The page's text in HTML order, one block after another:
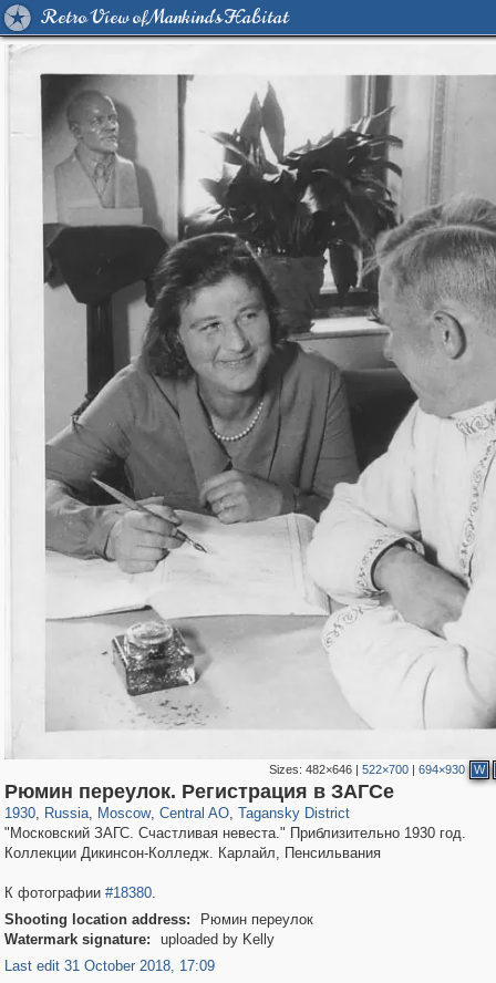
Retro View of Mankind's Habitat
Sizes:482×646 |522×700 |694×930 W
Рюмин переулок. Регистрация в ЗАГСе
1930, Russia
1,406,257 29,243
, Moscow
319,779 8,286
, Central AO
159,978 5,916
, Tagansky District
10,738 402
"Московский ЗАГС. Счастливая невеста." Приблизительно 1930 год.
Коллекции Дикинсон-Колледж. Карлайл, Пенсильвания
К фотографии #18380.
Shooting location address:
Рюмин переулок
Watermark signature:
uploaded by Kelly
Last edit 31 October 2018, 17:09